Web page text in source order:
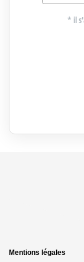
Mentions légales